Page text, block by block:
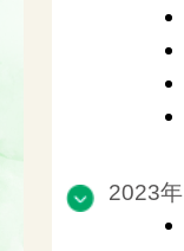
2023年